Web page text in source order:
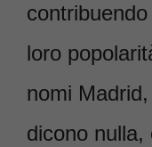
loro
nomi
dicono